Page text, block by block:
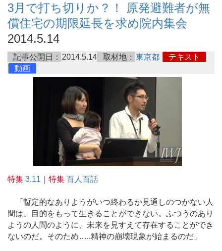
3月で打ち切りか？！ 原発避難者が無
償住宅の期限延長を求め院内集会
2014.5.14
記事公開日： 2014.5.14 取材地： 東京都
テキスト
動画
特集 3.11 ｜特集 百人百話
「暫定的なありようがいつ終わるか見通しのつかない人
間は、目的をもって生きることができない。ふつうのあり
ようの人間のように、未来を見すえて存在することができ
ないのだ。そのため…..精神の崩壊現象が始まるのだ」